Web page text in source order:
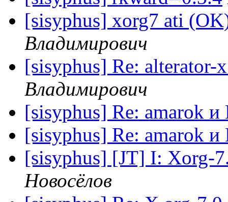
[sisyphus] xorg7 ati
Владимирович
[sisyphus] Re: alterator-
Владимирович
[sisyphus] Re: amarok и
[sisyphus] Re: amarok и
[sisyphus] [JT] I: Xorg-
Новосёлов